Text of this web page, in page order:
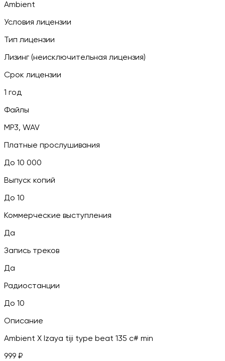
Ambient
Условия лицензии
Тип лицензии
Лизинг (неисключительная лицензия)
Срок лицензии
1 год
Файлы
MP3, WAV
Платные прослушивания
До 10 000
Выпуск копий
До 10
Коммерческие выступления
Да
Запись треков
Да
Радиостанции
До 10
Описание
Ambient X Izaya tiji type beat 135 c# min
999 ₽